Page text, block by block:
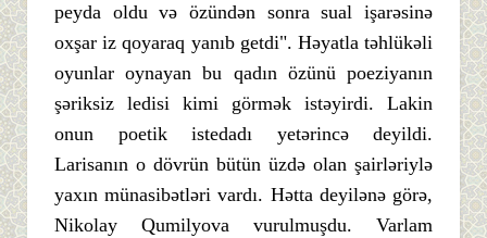
peyda oldu və özündən sonra sual işarəsinə
oxşar iz qoyaraq yanıb getdi". Həyatla təhlükəli
oyunlar oynayan bu qadın özünü poeziyanın
şəriksiz ledisi kimi görmək istəyirdi. Lakin
onun poetik istedadı yetərincə deyildi.
Larisanın o dövrün bütün üzdə olan şairləriylə
yaxın münasibətləri vardı. Hətta deyilənə görə,
Nikolay Qumilyova vurulmuşdu. Varlam